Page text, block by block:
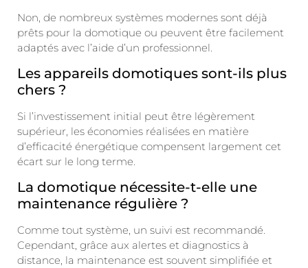
Non, de nombreux systèmes modernes sont déjà
prêts pour la domotique ou peuvent être facilement
adaptés avec l’aide d’un professionnel.
Les appareils domotiques sont-ils plus
chers ?
Si l’investissement initial peut être légèrement
supérieur, les économies réalisées en matière
d’efficacité énergétique compensent largement cet
écart sur le long terme.
La domotique nécessite-t-elle une
maintenance régulière ?
Comme tout système, un suivi est recommandé.
Cependant, grâce aux alertes et diagnostics à
distance, la maintenance est souvent simplifiée et